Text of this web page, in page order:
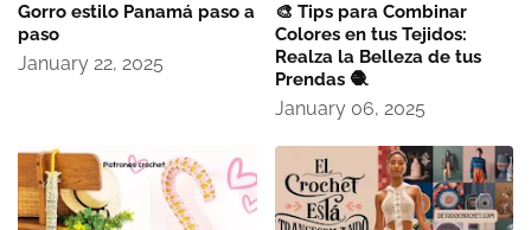
Gorro estilo Panamá paso a
paso
January 22, 2025
🎨 Tips para Combinar
Colores en tus Tejidos:
Realza la Belleza de tus
Prendas 🧶
January 06, 2025